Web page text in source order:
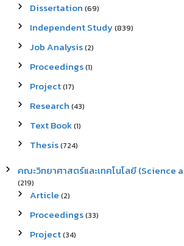
Dissertation (69)
Independent Study(839)
Job Analysis(2)
Proceedings(1)
Project(17)
Research (43)
Text Book(1)
Thesis(724)
คณะวิทยาศาสตร์และเทคโนโลยี (Science
(219)
Article (2)
Proceedings(33)
Project(34)